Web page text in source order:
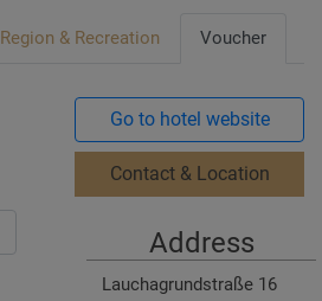
Region & Recreation Voucher
Go to hotel website
Contact & Location
Address
Lauchagrundstraße 16